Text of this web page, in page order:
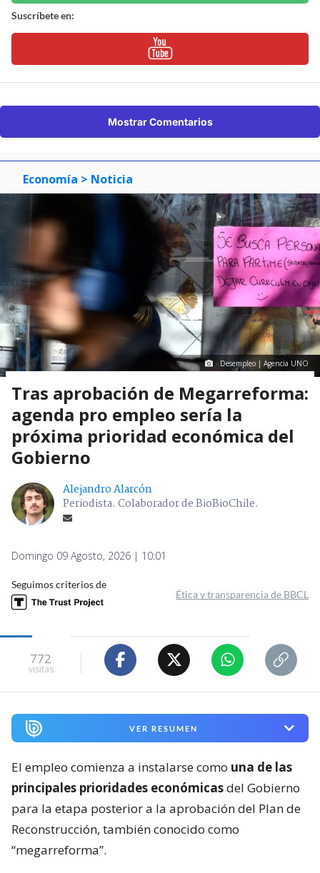
Suscríbete en:
Mostrar Comentarios
Economía > Noticia
Desempleo | Agencia UNO
Tras aprobación de Megarreforma:
agenda pro empleo sería la
próxima prioridad económica del
Gobierno
Alejandro Alarcón
Periodista. Colaborador de BioBioChile.
Domingo 09 Agosto, 2026 | 10:01
Seguimos criterios de
Ética y transparencia de BBCL
772
visitas
VER RESUMEN
El empleo comienza a instalarse como una de las
principales prioridades económicasdel Gobierno
para la etapa posterior a la aprobación del Plan de
Reconstrucción, también conocido como
“megarreforma”.